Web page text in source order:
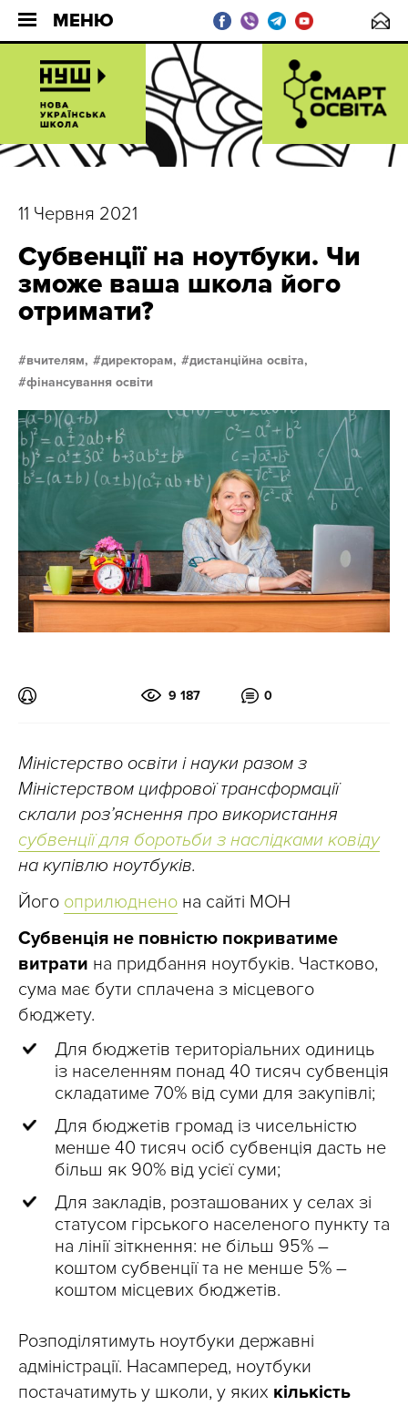
МЕНЮ
11 Червня 2021
Субвенції на ноутбуки. Чи
зможе ваша школа його
отримати?
вчителям, директорам,
дистанційна освіта,
фінансування освіти
9 187 0
Міністерство освіти і науки разом з
Міністерством цифрової трансформації
склали роз’яснення про використання
субвенції для боротьби з наслідками ковіду
на купівлю ноутбуків.
Його оприлюднено на сайті МОН
Субвенція не повністю покриватиме
витрати на придбання ноутбуків. Частково,
сума має бути сплачена з місцевого
бюджету.
Для бюджетів територіальних одиниць
із населенням понад 40 тисяч субвенція
складатиме 70% від суми для закупівлі;
Для бюджетів громад із чисельністю
менше 40 тисяч осіб субвенція дасть не
більш як 90% від усієї суми;
Для закладів, розташованих у селах зі
статусом гірського населеного пункту та
на лінії зіткнення: не більш 95% –
коштом субвенції та не менше 5% –
коштом місцевих бюджетів.
Розподілятимуть ноутбуки державні
адміністрації. Насамперед, ноутбуки
постачатимуть у школи, у яких кількість